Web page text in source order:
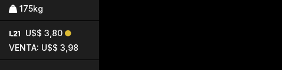
175kg
U$$ 3,80
VENTA: U$$ 3,98